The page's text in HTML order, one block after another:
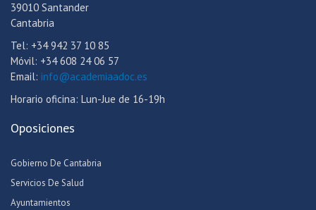
39010 Santander
Cantabria
Tel: +34 942 37 10 85
Móvil: +34 608 24 06 57
Email: info@academiaadoc.es
Horario oficina: Lun-Jue de 16-19h
Oposiciones
Gobierno De Cantabria
Servicios De Salud
Ayuntamientos